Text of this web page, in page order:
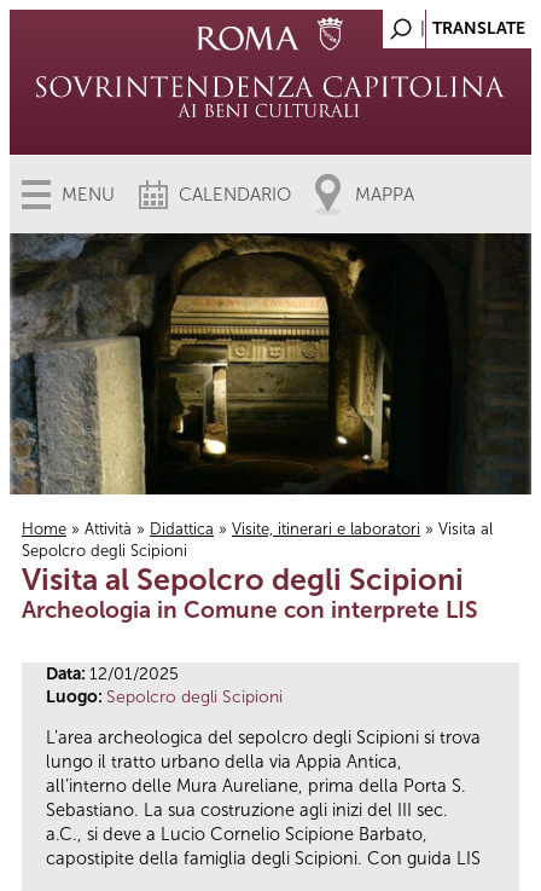
MENU CALENDARIO MAPPA
Tu sei qui
Home » Attività » Didattica » Visite, itinerari e laboratori » Visita al
Sepolcro degli Scipioni
Visita al Sepolcro degli Scipioni
Archeologia in Comune con interprete LIS
Data: 12/01/2025
Luogo: Sepolcro degli Scipioni
L’area archeologica del sepolcro degli Scipioni si trova
lungo il tratto urbano della via Appia Antica,
all’interno delle Mura Aureliane, prima della Porta S.
Sebastiano. La sua costruzione agli inizi del III sec.
a.C., si deve a Lucio Cornelio Scipione Barbato,
capostipite della famiglia degli Scipioni. Con guida LIS